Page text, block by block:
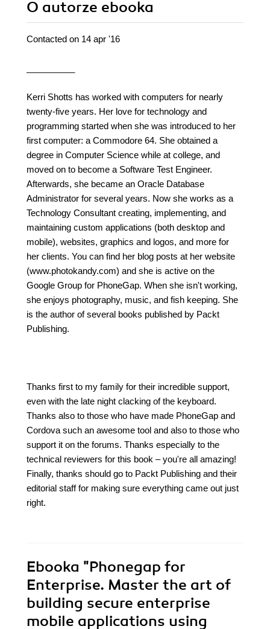
O autorze ebooka
Contacted on 14 apr '16
Kerri Shotts has worked with computers for nearly
twenty-five years. Her love for technology and
programming started when she was introduced to her
first computer: a Commodore 64. She obtained a
degree in Computer Science while at college, and
moved on to become a Software Test Engineer.
Afterwards, she became an Oracle Database
Administrator for several years. Now she works as a
Technology Consultant creating, implementing, and
maintaining custom applications (both desktop and
mobile), websites, graphics and logos, and more for
her clients. You can find her blog posts at her website
(www.photokandy.com) and she is active on the
Google Group for PhoneGap. When she isn't working,
she enjoys photography, music, and fish keeping. She
is the author of several books published by Packt
Publishing.
Thanks first to my family for their incredible support,
even with the late night clacking of the keyboard.
Thanks also to those who have made PhoneGap and
Cordova such an awesome tool and also to those who
support it on the forums. Thanks especially to the
technical reviewers for this book – you're all amazing!
Finally, thanks should go to Packt Publishing and their
editorial staff for making sure everything came out just
right.
Ebooka "Phonegap for
Enterprise. Master the art of
building secure enterprise
mobile applications using